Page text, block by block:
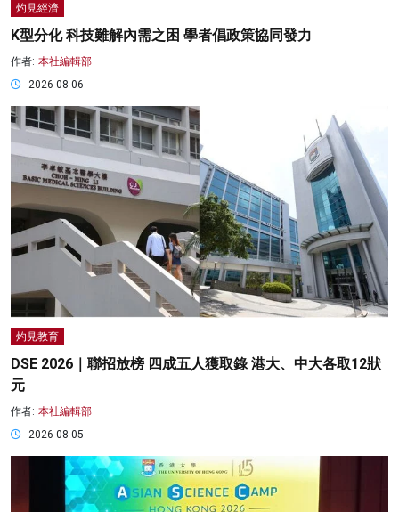
灼見經濟
K型分化 科技難解內需之困 學者倡政策協同發力
作者: 本社編輯部
2026-08-06
灼見教育
DSE 2026｜聯招放榜 四成五人獲取錄 港大、中大各取12狀
元
作者: 本社編輯部
2026-08-05